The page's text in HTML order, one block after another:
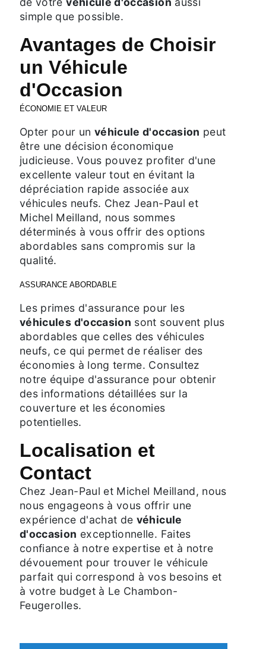
simple que possible.
Avantages de Choisir
un Véhicule
d'Occasion
ÉCONOMIE ET VALEUR
Opter pour un véhicule d'occasion peut
être une décision économique
judicieuse. Vous pouvez profiter d'une
excellente valeur tout en évitant la
dépréciation rapide associée aux
véhicules neufs. Chez Jean-Paul et
Michel Meilland, nous sommes
déterminés à vous offrir des options
abordables sans compromis sur la
qualité.
ASSURANCE ABORDABLE
Les primes d'assurance pour les
véhicules d'occasion sont souvent plus
abordables que celles des véhicules
neufs, ce qui permet de réaliser des
économies à long terme. Consultez
notre équipe d'assurance pour obtenir
des informations détaillées sur la
couverture et les économies
potentielles.
Localisation et
Contact
Chez Jean-Paul et Michel Meilland, nous
nous engageons à vous offrir une
expérience d'achat de véhicule
d'occasion exceptionnelle. Faites
confiance à notre expertise et à notre
dévouement pour trouver le véhicule
parfait qui correspond à vos besoins et
à votre budget à Le Chambon-
Feugerolles.